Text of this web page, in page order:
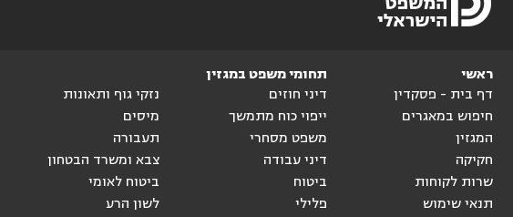
ראשי
דף בית - פסקדין
חיפוש במאגרים
המגזין
חקיקה
שרות לקוחות
תנאי שימוש
תחומי משפט במגזין
דיני חוזים
ייפוי כוח מתמשך
משפט מסחרי
דיני עבודה
ביטוח
פלילי
נזקי גוף ותאונות
מיסים
תעבורה
צבא ומשרד הבטחון
ביטוח לאומי
לשון הרע